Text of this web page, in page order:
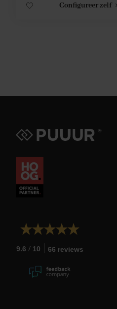
Configureer zelf
9.6 / 10 66 reviews